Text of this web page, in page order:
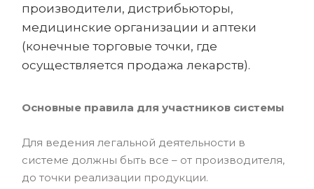
производители, дистрибьюторы,
медицинские организации и аптеки
(конечные торговые точки, где
осуществляется продажа лекарств).
Основные правила для участников системы
Для ведения легальной деятельности в
системе должны быть все – от производителя,
до точки реализации продукции.